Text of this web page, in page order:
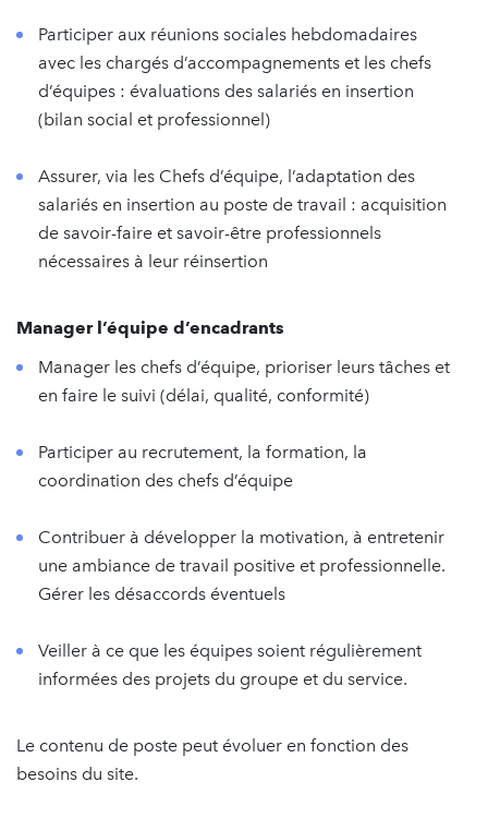
Participer aux réunions sociales hebdomadaires
avec les chargés d’accompagnements et les chefs
d’équipes : évaluations des salariés en insertion
(bilan social et professionnel)
Assurer, via les Chefs d’équipe, l’adaptation des
salariés en insertion au poste de travail : acquisition
de savoir-faire et savoir-être professionnels
nécessaires à leur réinsertion
Manager l’équipe d’encadrants
Manager les chefs d’équipe, prioriser leurs tâches et
en faire le suivi (délai, qualité, conformité)
Participer au recrutement, la formation, la
coordination des chefs d’équipe
Contribuer à développer la motivation, à entretenir
une ambiance de travail positive et professionnelle.
Gérer les désaccords éventuels
Veiller à ce que les équipes soient régulièrement
informées des projets du groupe et du service.
Le contenu de poste peut évoluer en fonction des
besoins du site.